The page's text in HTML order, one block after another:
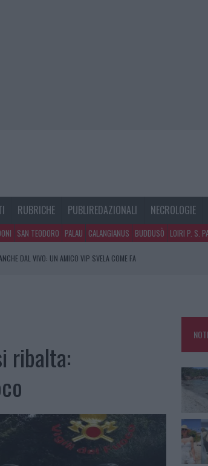
RUBRICHE PUBLIREDAZIONALI NECROLOGIE
SAN TEODORO PALAU CALANGIANUS BUDDUSÒ LOIRI P. S.
DAL VIVO: UN AMICO VIP SVELA COME FA
ribalta: